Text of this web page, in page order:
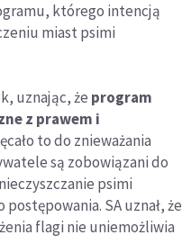
którego intencją
miast psimi
uznając, że program
z prawem i
to do znieważania
są zobowiązani do
psimi
SA uznał, że
flagi nie uniemożliwia